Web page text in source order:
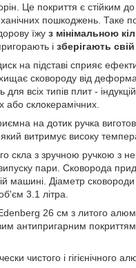
Це покриття є стійким
пошкоджень. Таке
їжу з мінімальною
і зберігають
на підставі сприяє
сковороду від
всіх типів плит -
або склокерамічних.
на дотик ручка
витримує високу
скла з зручною ручкою з
пари. Сковорода
машині. Діаметр
3.1 літра.
26 см з литого
антипригарним
чистого і гігієнічного